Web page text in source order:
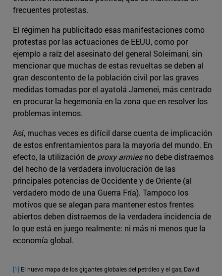
frecuentes protestas.
El régimen ha publicitado esas manifestaciones como
protestas por las actuaciones de EEUU, como por
ejemplo a raíz del asesinato del general Soleimani, sin
mencionar que muchas de estas revueltas se deben al
gran descontento de la población civil por las graves
medidas tomadas por el ayatolá Jamenei, más centrado
en procurar la hegemonía en la zona que en resolver los
problemas internos.
Así, muchas veces es difícil darse cuenta de implicación
de estos enfrentamientos para la mayoría del mundo. En
efecto, la utilización de proxy armiesno debe distraernos
del hecho de la verdadera involucración de las
principales potencias de Occidente y de Oriente (al
verdadero modo de una Guerra Fría). Tampoco los
motivos que se alegan para mantener estos frentes
abiertos deben distraernos de la verdadera incidencia de
lo que está en juego realmente: ni más ni menos que la
economía global.
[1] El nuevo mapa de los gigantes globales del petróleo y el gas, David